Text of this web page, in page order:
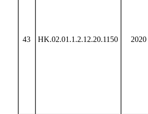
43 HK.02.01.1.2.12.20.1150 2020